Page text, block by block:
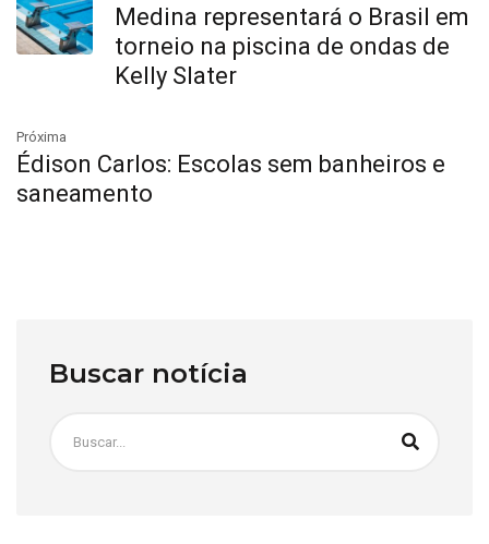
Medina representará o Brasil em
torneio na piscina de ondas de
Kelly Slater
Próxima
Édison Carlos: Escolas sem banheiros e
saneamento
Buscar notícia